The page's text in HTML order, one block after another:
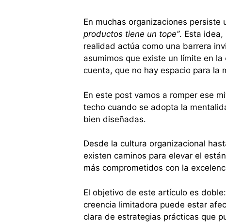
En muchas organizaciones persiste
productos tiene un tope”. Esta idea,
realidad actúa como una barrera
asumimos que existe un límite en
cuenta, que no hay espacio para la
En este post vamos a romper ese
techo cuando se adopta la
bien diseñadas.
Desde la cultura organizacional
existen caminos para elevar el
más comprometidos con la
El objetivo de este artículo es
creencia limitadora puede estar
clara de estrategias prácticas que